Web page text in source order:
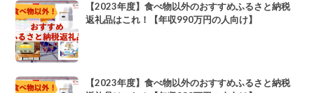
【2023年度】食べ物以外のおすすめふるさと納税
返礼品はこれ！【年収990万円の人向け】
【2023年度】食べ物以外のおすすめふるさと納税